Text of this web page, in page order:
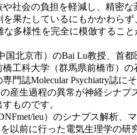
社会の負担を軽減し、精密
果たしているにもかかわら
多様性を完全に模倣するこ
北京市）のBai Lu教授、首
工科大学（群馬県前橋市）
門誌Molecular Psychiatry誌に
産生過程の異常が神経シナ
ものです。
leu）のシナプス解析
以前に行った電気生理学の研